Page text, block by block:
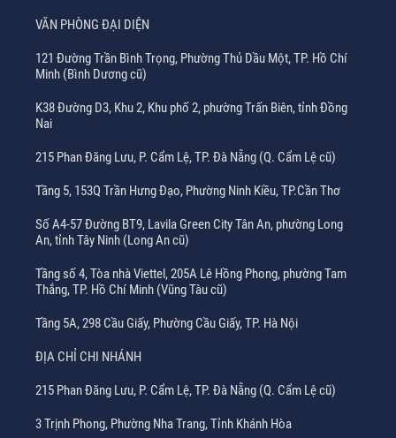
VĂN PHÒNG ĐẠI DIỆN
121 Đường Trần Bình Trọng, Phường Thủ Dầu Một, TP. Hồ Chí
Minh (Bình Dương cũ)
K38 Đường D3, Khu 2, Khu phố 2, phường Trấn Biên, tỉnh Đồng
Nai
215 Phan Đăng Lưu, P. Cẩm Lệ, TP. Đà Nẵng (Q. Cẩm Lệ cũ)
Tầng 5, 153Q Trần Hưng Đạo, Phường Ninh Kiều, TP.Cần Thơ
Số A4-57 Đường BT9, Lavila Green City Tân An, phường Long
An, tỉnh Tây Ninh (Long An cũ)
Tầng số 4, Tòa nhà Viettel, 205A Lê Hồng Phong, phường Tam
Thắng, TP. Hồ Chí Minh (Vũng Tàu cũ)
Tầng 5A, 298 Cầu Giấy, Phường Cầu Giấy, TP. Hà Nội
ĐỊA CHỈ CHI NHÁNH
215 Phan Đăng Lưu, P. Cẩm Lệ, TP. Đà Nẵng (Q. Cẩm Lệ cũ)
3 Trịnh Phong, Phường Nha Trang, Tỉnh Khánh Hòa